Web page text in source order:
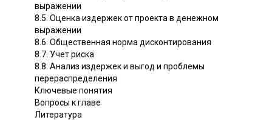
выражении
8.5. Оценка издержек от проекта в денежном
выражении
8.6. Общественная норма дисконтирования
8.7. Учет риска
8.8. Анализ издержек и выгод и проблемы
перераспределения
Ключевые понятия
Вопросы к главе
Литература